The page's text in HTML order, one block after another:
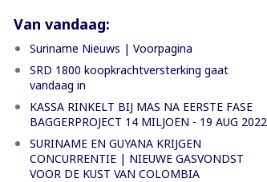
Van vandaag:
Suriname Nieuws | Voorpagina
SRD 1800 koopkrachtversterking gaat
vandaag in
KASSA RINKELT BIJ MAS NA EERSTE FASE
BAGGERPROJECT 14 MILJOEN - 19 AUG 2022
SURINAME EN GUYANA KRIJGEN
CONCURRENTIE | NIEUWE GASVONDST
VOOR DE KUST VAN COLOMBIA